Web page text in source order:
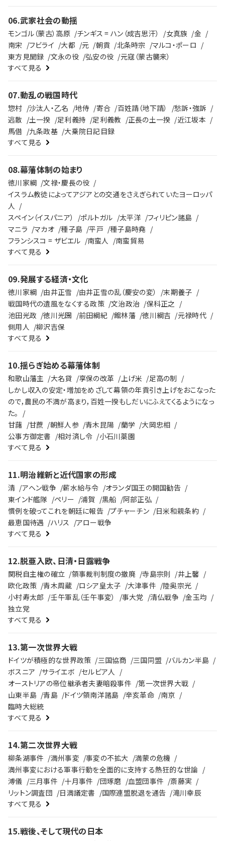
06.武家社会の動揺
モンゴル（蒙古）高原 チンギス = ハン（成吉思汗） 女真族
金
南宋
フビライ 大都 元 朝貢 北条時宗
マルコ・ポーロ
東方見聞録
文永の役 弘安の役
元寇（蒙古襲来）
すべて見る
07.動乱の戦国時代
惣村 沙汰人・乙名 地侍 寄合 百姓請（地下請）
愁訴・強訴
逃散
土一揆 足利義持 足利義教 正長の土一揆
近江坂本
馬借
九条政基
大乗院日記目録
すべて見る
08.幕藩体制の始まり
徳川家綱
文禄・慶長の役
イスラム教徒によってアジアとの交通をさえぎられていたヨーロッパ
人
スペイン（イスパニア）
ポルトガル 太平洋
フィリピン諸島
マニラ
マカオ 種子島 平戸
種子島時堯
フランシスコ = ザビエル
南蛮人
南蛮貿易
すべて見る
09.発展する経済・文化
徳川家綱 由井正雪 由井正雪の乱（慶安の変）
末期養子
戦国時代の遺風をなくする政策
文治政治
保科正之
池田光政
徳川光圀 前田綱紀 館林藩 徳川綱吉
元禄時代
側用人
柳沢吉保
すべて見る
10.揺らぎ始める幕藩体制
和歌山藩主 大名貸 享保の改革 上げ米
足高の制
しかし収入の安定・増加をめざして幕領の年貢引き上げをおこなった
ので，農民の不満が高まり，百姓一揆もしだいにふえてくるようになっ
た。
甘藷
甘蔗 朝鮮人参 青木昆陽 蘭学
大岡忠相
公事方御定書
相対済し令
小石川薬園
すべて見る
11.明治維新と近代国家の形成
清 アヘン戦争 薪水給与令
オランダ国王の開国勧告
東インド艦隊
ペリー 浦賀 黒船
阿部正弘
慣例を破ってこれを朝廷に報告
プチャーチン
日米和親条約
最恵国待遇
ハリス
アロー戦争
すべて見る
12.脱亜入欧、日清・日露戦争
関税自主権の確立 領事裁判制度の撤廃 寺島宗則
井上馨
欧化政策
青木周蔵 ロシア皇太子 大津事件
陸奥宗光
小村寿太郎
壬午軍乱（壬午事変） 事大党 清仏戦争
金玉均
独立党
すべて見る
13.第一次世界大戦
ドイツが積極的な世界政策 三国協商 三国同盟
バルカン半島
ボスニア
サライエボ
セルビア人
オーストリアの帝位継承者夫妻暗殺事件
第一次世界大戦
山東半島
青島 ドイツ領南洋諸島 辛亥革命
南京
臨時大総統
すべて見る
14.第二次世界大戦
柳条湖事件 満州事変 事変の不拡大
満蒙の危機
満州事変における軍事行動を全面的に支持する熱狂的な世論
溥儀
三月事件 十月事件 団琢磨 血盟団事件
斎藤実
リットン調査団
日満議定書 国際連盟脱退を通告
滝川幸辰
すべて見る
15.戦後、そして現代の日本